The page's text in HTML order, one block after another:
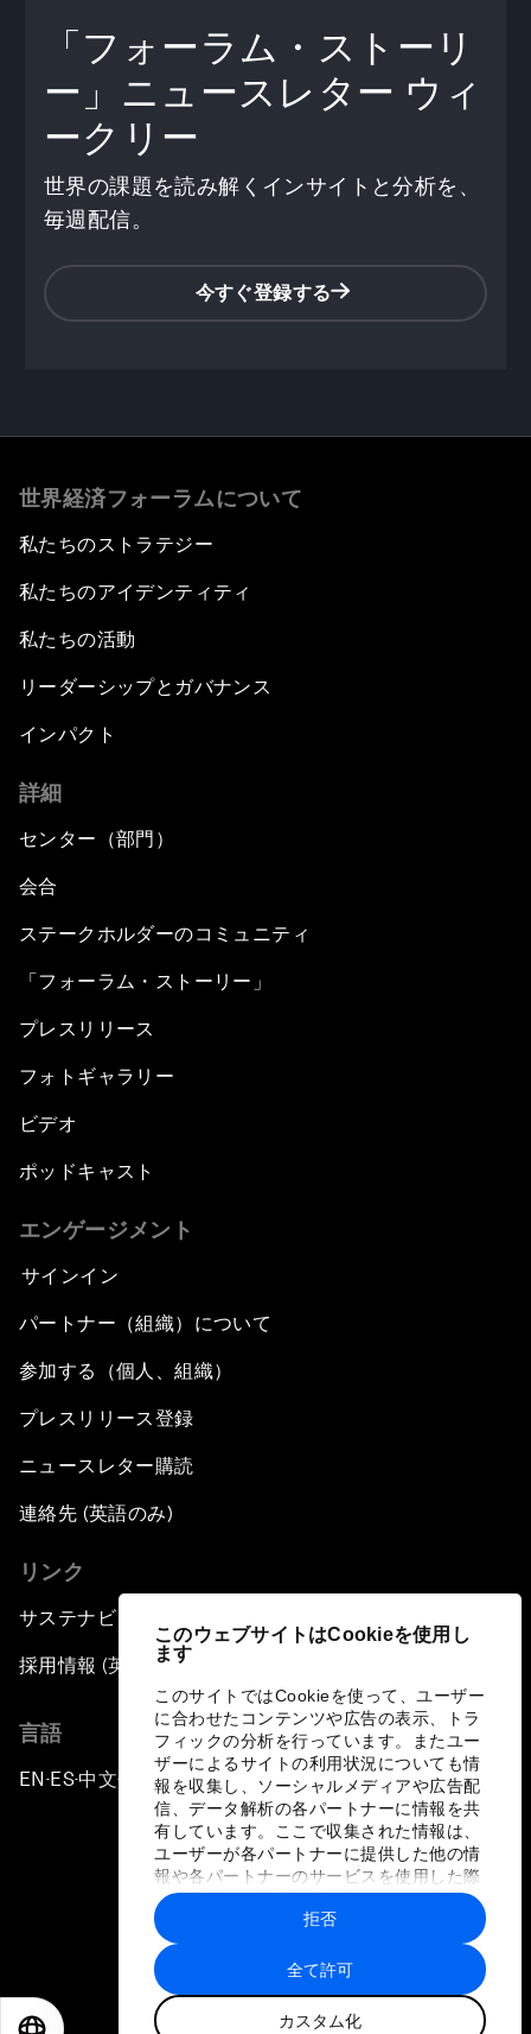
このウェブサイトはCookieを使用し
ます
このサイトではCookieを使って、ユーザー
に合わせたコンテンツや広告の表示、トラ
フィックの分析を行っています。またユー
ザーによるサイトの利用状況についても情
報を収集し、ソーシャルメディアや広告配
信、データ解析の各パートナーに情報を共
有しています。ここで収集された情報は、
ユーザーが各パートナーに提供した他の情
報や各パートナーのサービスを使用した際
に収集された情報と組み合わされ、各パー
トナーによって使用されることがありま
す。
全て許可
カスタム化
拒否
「フォーラム・ストーリ
ー」ニュースレター ウィ
ークリー
世界の課題を読み解くインサイトと分析を、
毎週配信。
今すぐ登録する
0
34
second
世界経済フォーラムについて
私たちのストラテジー
私たちのアイデンティティ
私たちの活動
リーダーシップとガバナンス
インパクト
詳細
センター（部門）
会合
ステークホルダーのコミュニティ
「フォーラム・ストーリー」
プレスリリース
フォトギャラリー
ビデオ
ポッドキャスト
エンゲージメント
サインイン
パートナー（組織）について
参加する（個人、組織）
プレスリリース登録
ニュースレター購読
連絡先 (英語のみ)
リンク
サステナビリティへの取り組み
採用情報 (英語のみ)
言語
EN ▪ ES▪中文▪ 日本語
プライバシーポリシーと利用規約
サイトマップ
©
世界経済フォーラム